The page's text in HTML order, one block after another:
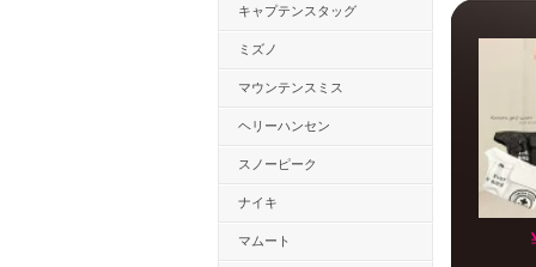
キャプテンスタッグ
ミズノ
マウンテンスミス
ヘリーハンセン
スノーピーク
ナイキ
マムート